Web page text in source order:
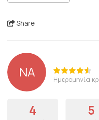
Share
NA Ημερομηνία
4 5